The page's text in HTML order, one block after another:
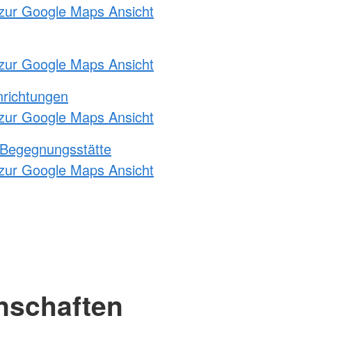
Google Maps Ansicht
Google Maps Ansicht
Google Maps Ansicht
Google Maps Ansicht